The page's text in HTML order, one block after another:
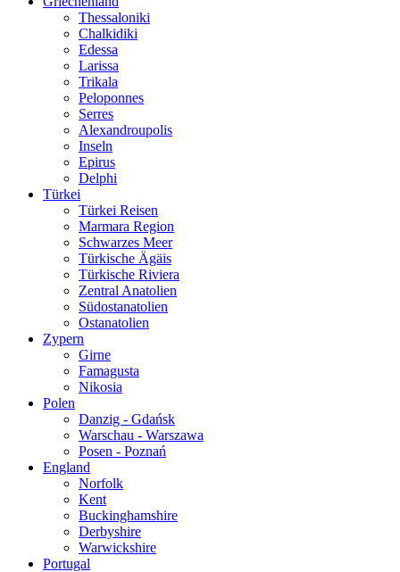
Thessaloniki
Chalkidiki
Edessa
Larissa
Trikala
Peloponnes
Serres
Alexandroupolis
Inseln
Epirus
Delphi
Türkei
Türkei Reisen
Marmara Region
Schwarzes Meer
Türkische Ägäis
Türkische Riviera
Zentral Anatolien
Südostanatolien
Ostanatolien
Zypern
Girne
Famagusta
Nikosia
Polen
Danzig - Gdańsk
Warschau - Warszawa
Posen - Poznań
England
Norfolk
Kent
Buckinghamshire
Derbyshire
Warwickshire
Portugal